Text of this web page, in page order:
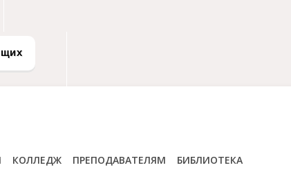
КОЛЛЕДЖ ПРЕПОДАВАТЕЛЯМ БИБЛИОТЕКА